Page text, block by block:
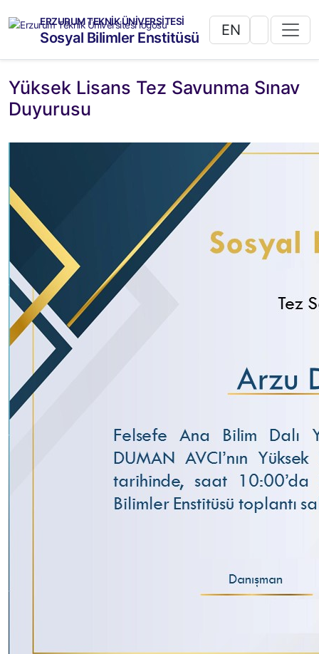
ERZURUM TEKNİK ÜNİVERSİTESİ
Sosyal Bilimler Enstitüsü EN
Yüksek Lisans Tez Savunma Sınav
Duyurusu